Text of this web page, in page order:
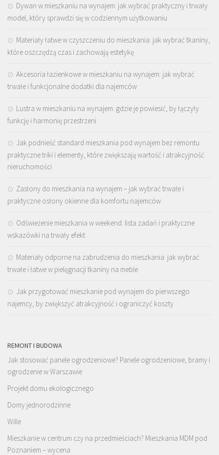
Dywan w mieszkaniu na wynajem: jak wybrać praktyczny i trwały
model, który sprawdzi się w codziennym użytkowaniu
Materiały łatwe w czyszczeniu do mieszkania: jak wybrać tkaniny,
które oszczędzą czas i zachowają estetykę
Akcesoria łazienkowe w mieszkaniu na wynajem: jak wybrać
trwałe i funkcjonalne dodatki dla najemców
Lustra w mieszkaniu na wynajem: gdzie je powiesić, by łączyły
funkcję i harmonię przestrzeni
Jak podnieść standard mieszkania pod wynajem bez remontu:
praktyczne triki i elementy, które zwiększają wartość i atrakcyjność
nieruchomości
Zasłony do mieszkania na wynajem – jak wybrać trwałe i
praktyczne osłony okienne dla komfortu najemców
Odświeżenie mieszkania w weekend: lista zadań i praktyczne
wskazówki na trwały efekt
Materiały odporne na zabrudzenia do mieszkania: jak wybrać
trwałe i łatwe w pielęgnacji tkaniny na meble
Jak przygotować mieszkanie pod wynajem do pierwszego
najemcy, by zwiększyć atrakcyjność i ograniczyć koszty
REMONT I BUDOWA
Jak stosować panele ogrodzeniowe? Panele ogrodzeniowe, bramy i
ogrodzenie w Warszawie
Projekt domu ekologicznego
Domy jednorodzinne
Wille
Mieszkanie w centrum czy na przedmieściach? Mieszkania MDM pod
Poznaniem – wycena